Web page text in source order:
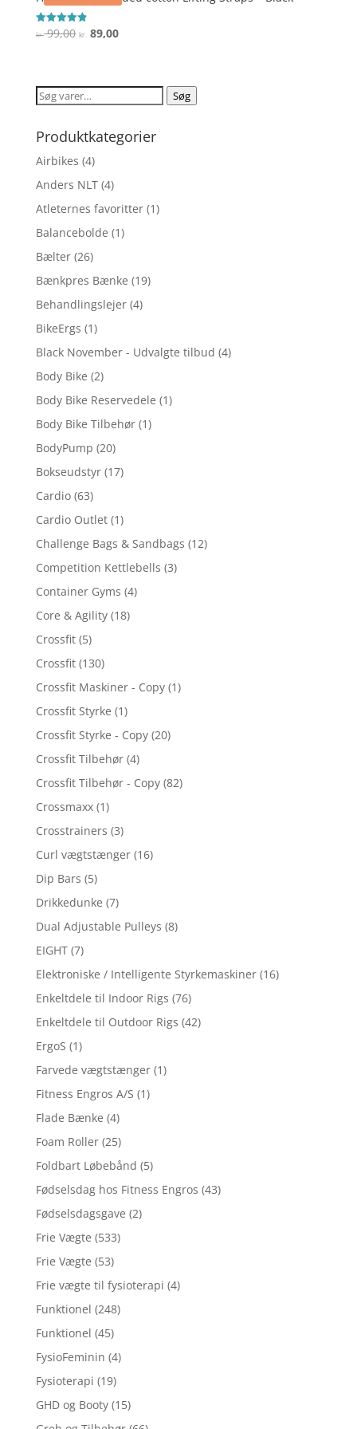
Vurderet
4.9
kr.99,00 Den
var:
kr. 99,00.
kr.89,00Den
er:
kr. 89,00.
Søg
Søg
Produktkategorier
Airbikes (4)
Anders NLT (4)
Atleternes favoritter (1)
Balancebolde (1)
Bælter (26)
Bænkpres Bænke (19)
Behandlingslejer (4)
BikeErgs (1)
Black November - Udvalgte tilbud (4)
Body Bike (2)
Body Bike Reservedele (1)
Body Bike Tilbehør (1)
BodyPump (20)
Bokseudstyr (17)
Cardio (63)
Cardio Outlet (1)
Challenge Bags & Sandbags (12)
Competition Kettlebells (3)
Container Gyms (4)
Core & Agility (18)
Crossfit (5)
Crossfit (130)
Crossfit Maskiner - Copy (1)
Crossfit Styrke (1)
Crossfit Styrke - Copy (20)
Crossfit Tilbehør (4)
Crossfit Tilbehør - Copy (82)
Crossmaxx (1)
Crosstrainers (3)
Curl vægtstænger (16)
Dip Bars (5)
Drikkedunke (7)
Dual Adjustable Pulleys (8)
EIGHT (7)
Elektroniske / Intelligente Styrkemaskiner (16)
Enkeltdele til Indoor Rigs (76)
Enkeltdele til Outdoor Rigs (42)
ErgoS (1)
Farvede vægtstænger (1)
Fitness Engros A/S (1)
Flade Bænke (4)
Foam Roller (25)
Foldbart Løbebånd (5)
Fødselsdag hos Fitness Engros (43)
Fødselsdagsgave (2)
Frie Vægte (533)
Frie Vægte (53)
Frie vægte til fysioterapi (4)
Funktionel (248)
Funktionel (45)
FysioFeminin (4)
Fysioterapi (19)
GHD og Booty (15)